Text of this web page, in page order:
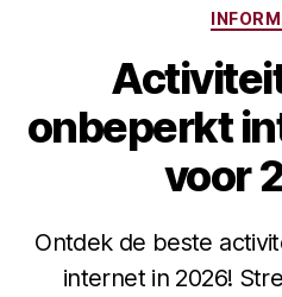
onbeperkt
voor
Ontdek de beste
internet in 2026!